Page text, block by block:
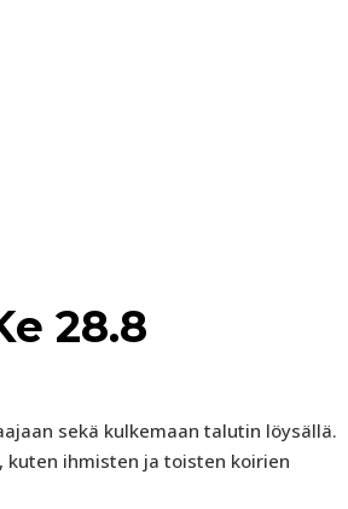
28.8
sekä kulkemaan talutin löysällä.
ihmisten ja toisten koirien